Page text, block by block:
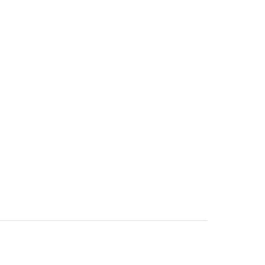
títulos no Grand Slam Mexico
após interferência decisiva de
brutal no Grand Slam Mexico